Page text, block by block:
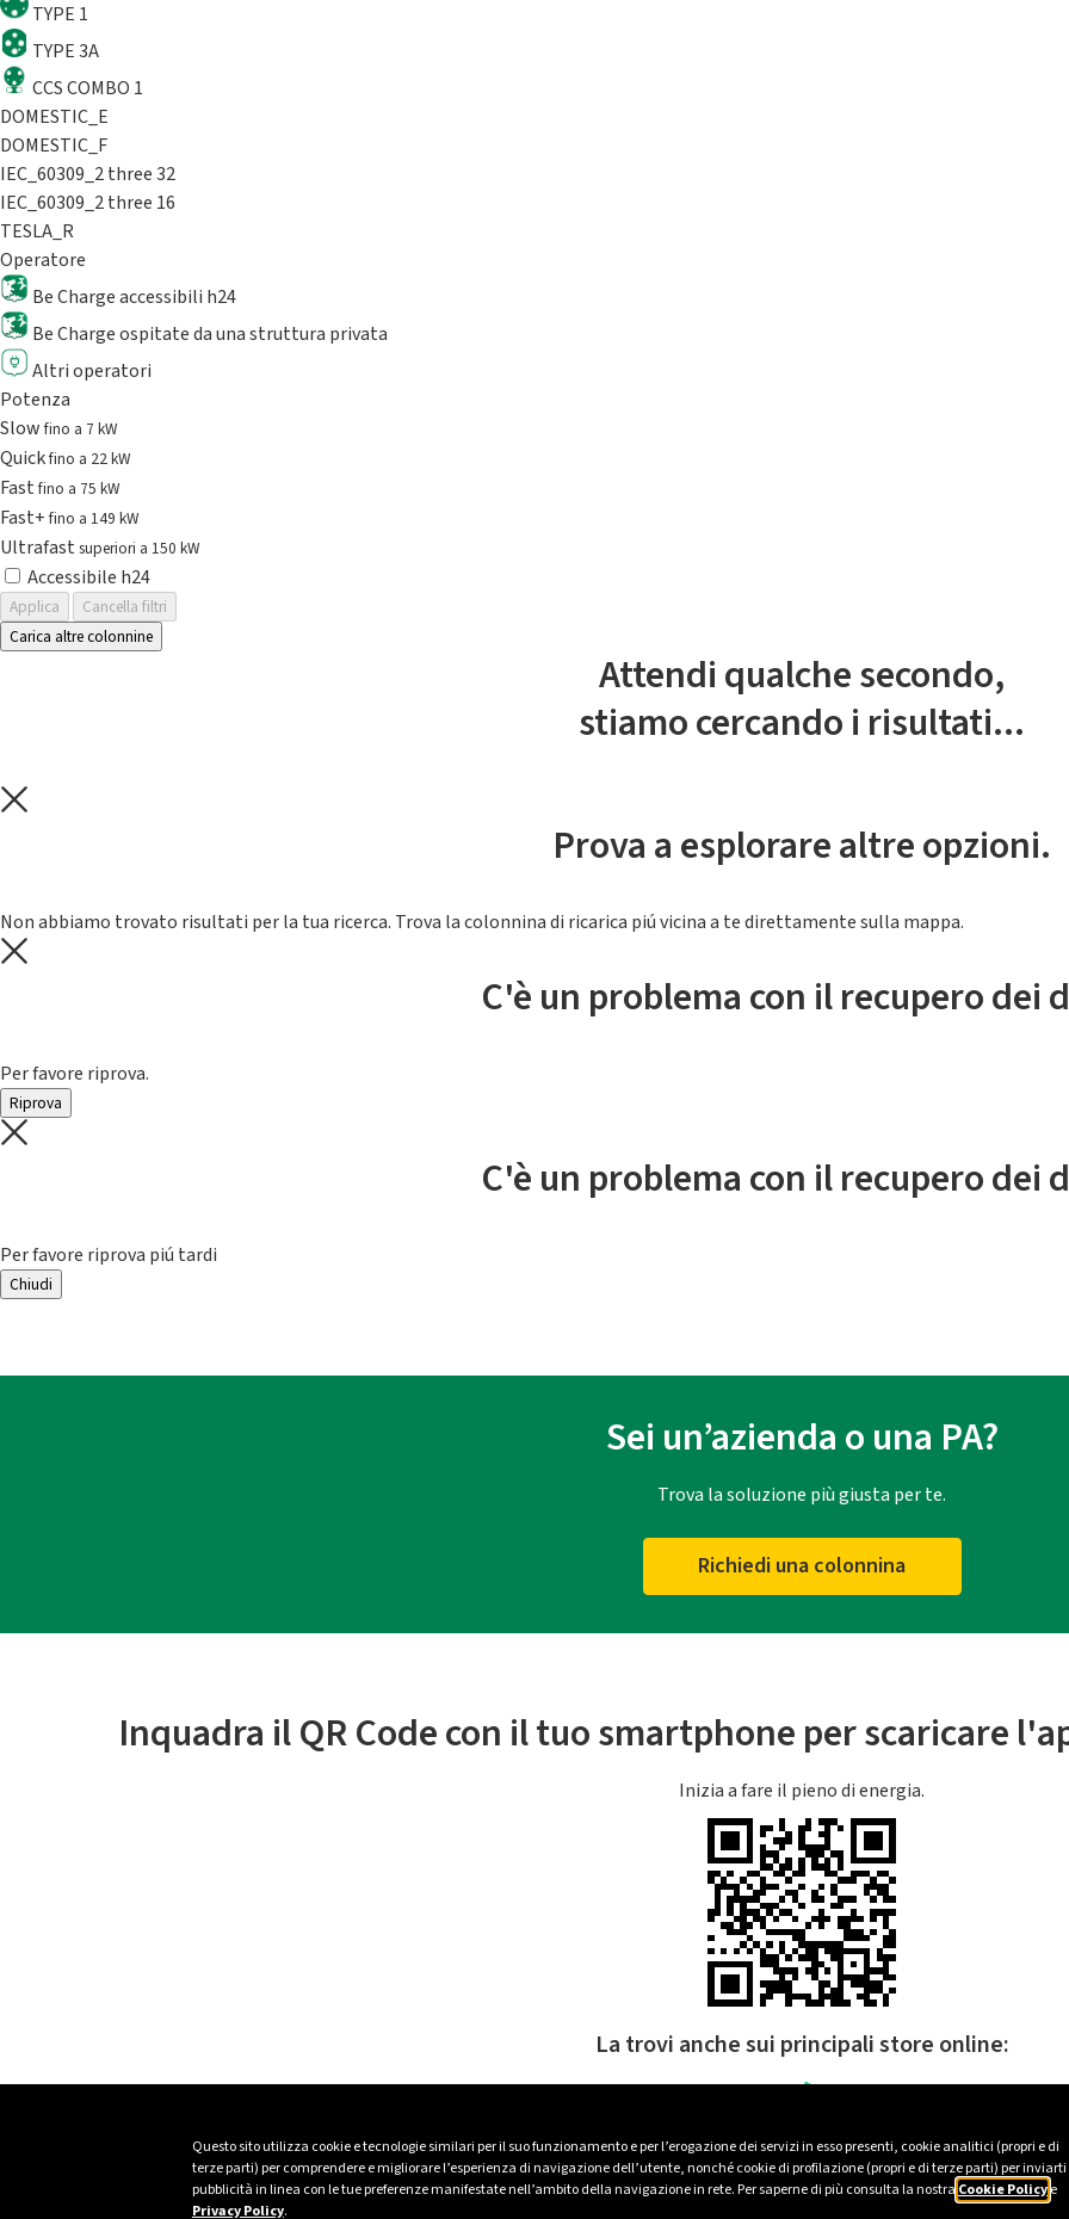
Questo sito utilizza cookie e tecnologie similari per il suo funzionamento e per l’erogazione dei servizi in esso presenti, cookie analitici (propri e di
terze parti) per comprendere e migliorare l’esperienza di navigazione dell’utente, nonché cookie di profilazione (propri e di terze parti) per inviarti
pubblicità in linea con le tue preferenze manifestate nell’ambito della navigazione in rete. Per saperne di più consulta la nostra Cookie Policye
Privacy Policy.
TYPE 1
TYPE 3A
CCS COMBO 1
DOMESTIC_E
DOMESTIC_F
IEC_60309_2 three 32
IEC_60309_2 three 16
TESLA_R
Operatore
Be Charge accessibili h24
Be Charge ospitate da una struttura privata
Altri operatori
Potenza
Slowfino a 7 kW
Quickfino a 22 kW
Fastfino a 75 kW
Fast+fino a 149 kW
Ultrafast superiori a 150 kW
Accessibile h24
Applica
Cancella filtri
Carica altre colonnine
Attendi qualche secondo,
stiamo cercando i risultati...
Prova a esplorare altre opzioni.
Non abbiamo trovato risultati per la tua ricerca. Trova la colonnina di ricarica piú vicina a te direttamente sulla mappa.
C'è un problema con il recupero dei
Per favore riprova.
Riprova
C'è un problema con il recupero dei
Per favore riprova piú tardi
Chiudi
Sei un’azienda o una PA?
Trova la soluzione più giusta per te.
Richiedi una colonnina
Inquadra il QR Code con il tuo smartphone per scaricare
Inizia a fare il pieno di energia.
La trovi anche sui principali store online: